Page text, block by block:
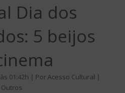
Dia dos
5 beijos
01:42h | Por Acesso Cultural |
Outros